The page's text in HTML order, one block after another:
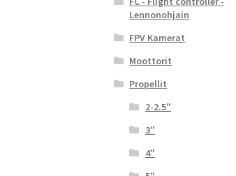
Lennonohjain
FPV Kamerat
Moottorit
Propellit
2-2.5"
3"
4"